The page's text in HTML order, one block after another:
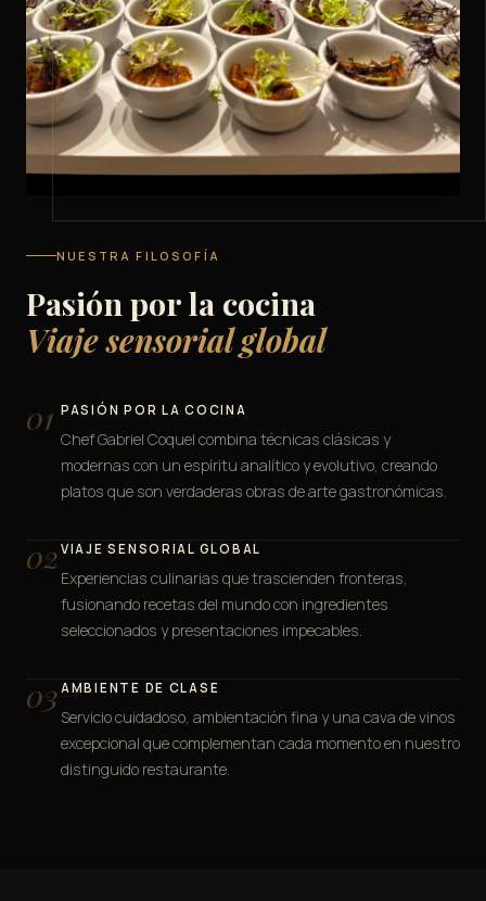
NUESTRA FILOSOFÍA
Pasión por la cocina
Viaje sensorial global
01 PASIÓN POR LA COCINA
Chef Gabriel Coquel combina técnicas clásicas y
modernas con un espíritu analítico y evolutivo, creando
platos que son verdaderas obras de arte gastronómicas.
02 VIAJE SENSORIAL GLOBAL
Experiencias culinarias que trascienden fronteras,
fusionando recetas del mundo con ingredientes
seleccionados y presentaciones impecables.
03 AMBIENTE DE CLASE
Servicio cuidadoso, ambientación fina y una cava de vinos
excepcional que complementan cada momento en nuestro
distinguido restaurante.